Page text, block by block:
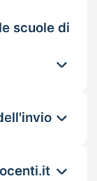
scuole di